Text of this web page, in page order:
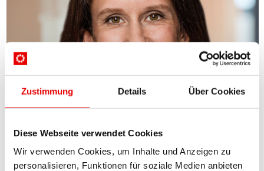
Zustimmung Details Über Cookies
Diese Webseite verwendet Cookies
Wir verwenden Cookies, um Inhalte und Anzeigen zu
personalisieren, Funktionen für soziale Medien anbieten
Mag. Marlene Meister-Steyer
E-Mail senden